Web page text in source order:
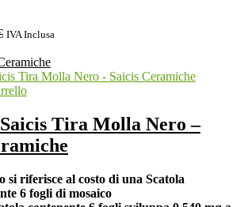
IVA Inclusa
Tira Molla Nero –
si riferisce al costo di una Scatola
6 fogli di mosaico